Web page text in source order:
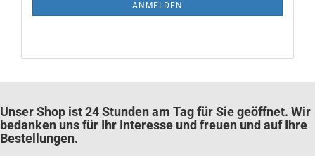
ANMELDEN
Unser Shop ist 24 Stunden am Tag für Sie geöffnet. Wir
bedanken uns für Ihr Interesse und freuen und auf Ihre
Bestellungen.